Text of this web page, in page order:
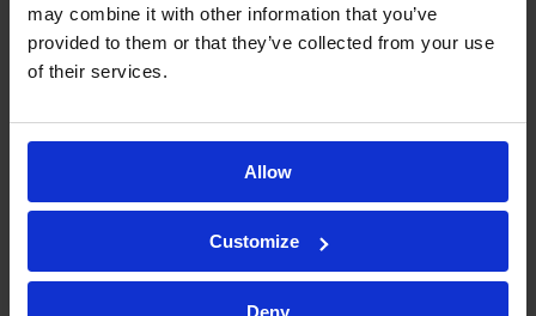
may combine it with other information that you’ve
provided to them or that they’ve collected from your use
of their services.
Allow
Customize
Deny
모습을 보는 것은 매우 기쁩니다.
PharmaMar 관련 소식을 뉴스에서 듣
녀는 열정적으로 덧붙였다. “두 회사
모두 유전자 침묵, 치료용 RNA, 그리고
새로운 COVID-19 치료제 개발을 포함
한 새로운 첨단 치료법 연구에 참여하
고 있습니다. Kymos는 PharmaMar 그